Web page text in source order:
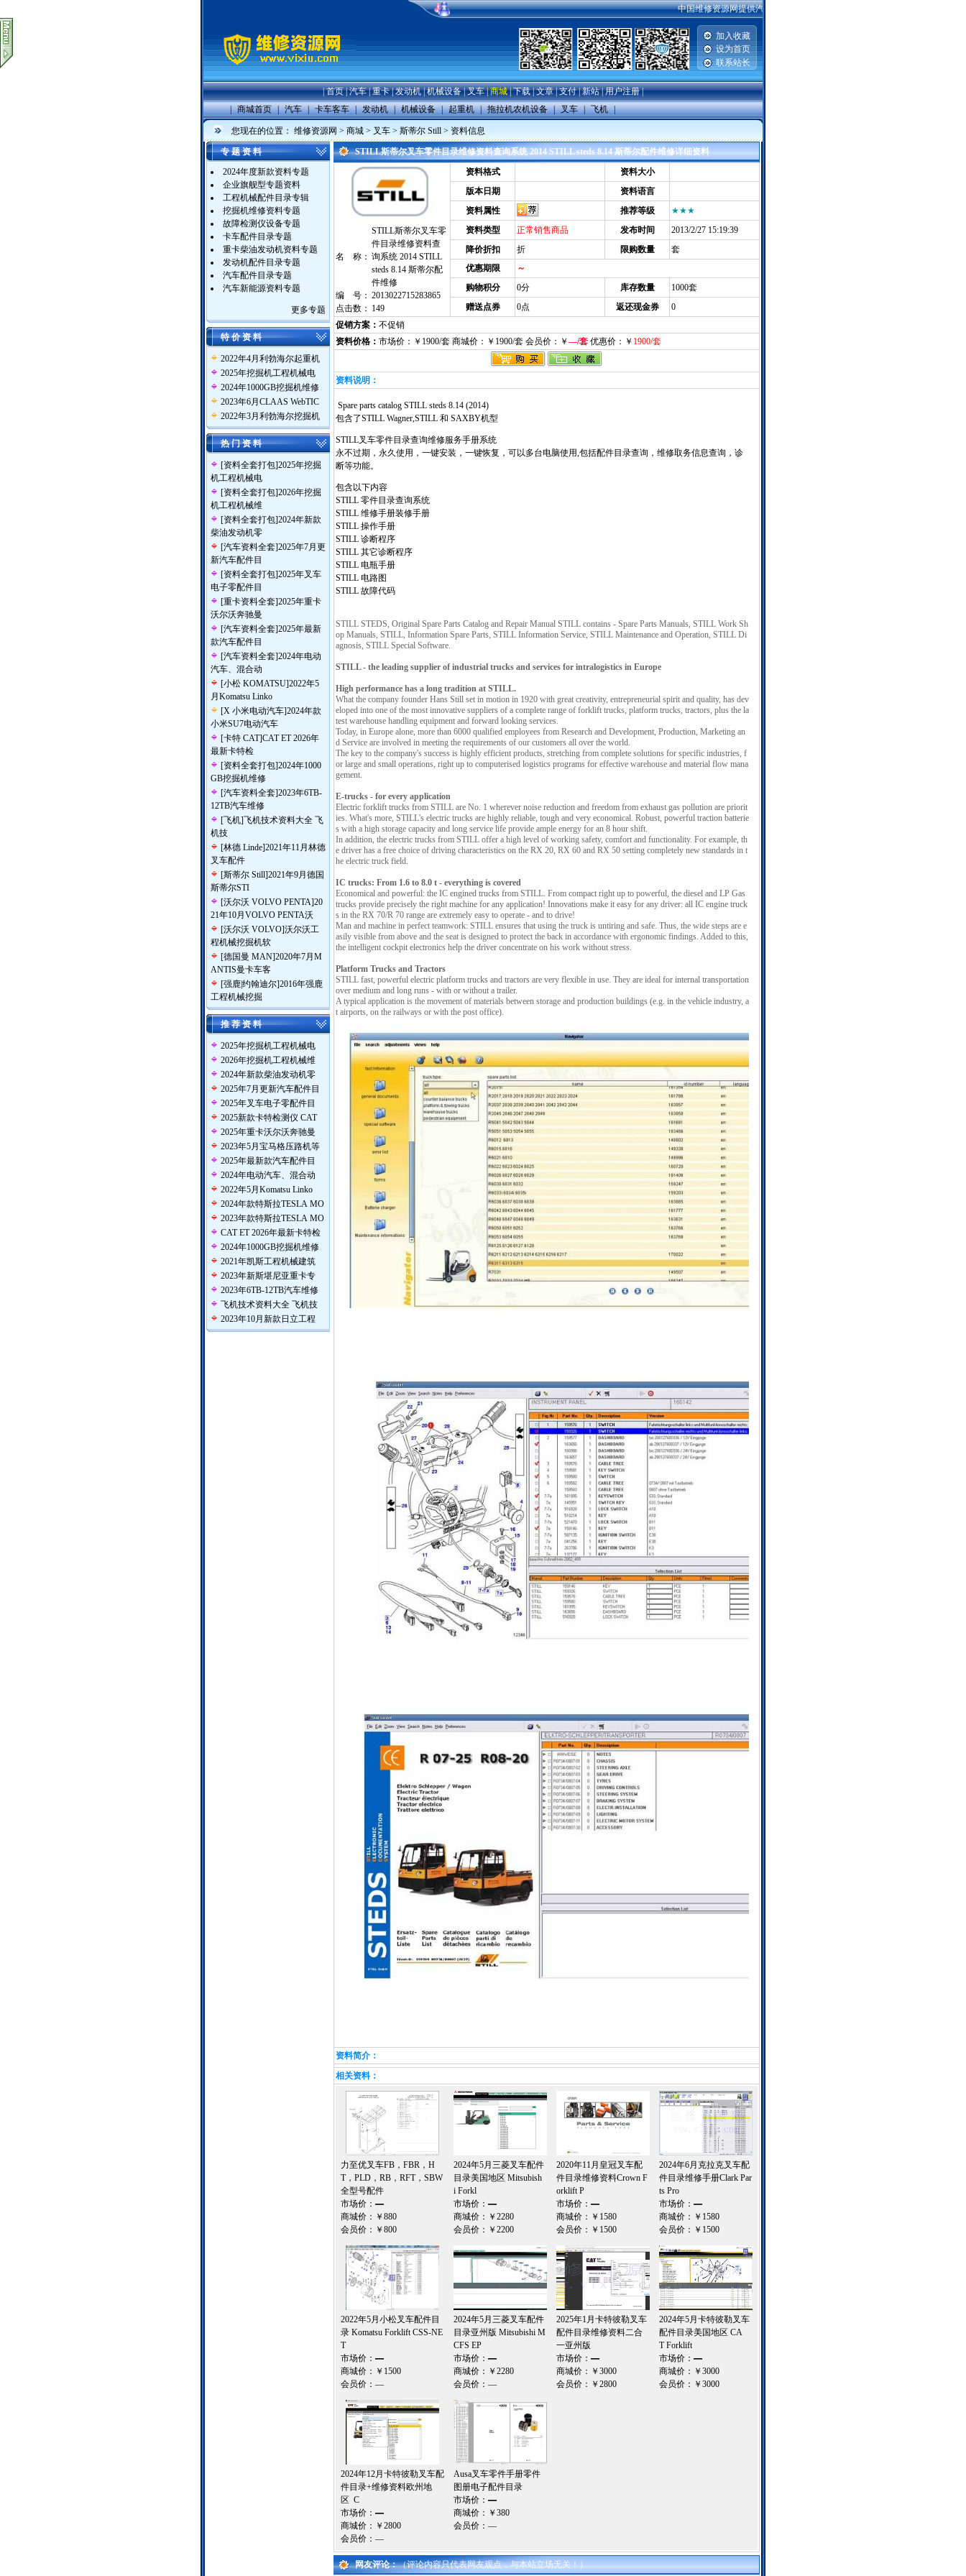
中国维修资源网提供汽车维修资料，手机维修资料，电脑主板|硬盘|显示器维
加入收藏
设为首页
联系站长
|首页|汽车|重卡|发动机|机械设备|叉车|商城|下载|文章|支付|新站|用户注册|
| 商城首页 | 汽车 | 卡车客车 | 发动机 | 机械设备 | 起重机 | 拖拉机农机设备 | 叉车 | 飞机 |
您现在的位置： 维修资源网 > 商城 > 叉车 > 斯蒂尔 Still > 资料信息
专 题 资 料
2024年度新款资料专题
企业旗舰型专题资料
工程机械配件目录专辑
挖掘机维修资料专题
故障检测仪设备专题
卡车配件目录专题
重卡柴油发动机资料专题
发动机配件目录专题
汽车配件目录专题
汽车新能源资料专题
更多专题
特 价 资 料
2022年4月利勃海尔起重机
2025年挖掘机工程机械电
2024年1000GB挖掘机维修
2023年6月CLAAS WebTIC
2022年3月利勃海尔挖掘机
热 门 资 料
[资料全套打包]2025年挖掘
机工程机械电
[资料全套打包]2026年挖掘
机工程机械维
[资料全套打包]2024年新款
柴油发动机零
[汽车资料全套]2025年7月更
新汽车配件目
[资料全套打包]2025年叉车
电子零配件目
[重卡资料全套]2025年重卡
沃尔沃奔驰曼
[汽车资料全套]2025年最新
款汽车配件目
[汽车资料全套]2024年电动
汽车、混合动
[小松 KOMATSU]2022年5
月Komatsu Linko
[X 小米电动汽车]2024年款
小米SU7电动汽车
[卡特 CAT]CAT ET 2026年
最新卡特检
[资料全套打包]2024年1000
GB挖掘机维修
[汽车资料全套]2023年6TB-
12TB汽车维修
[飞机]飞机技术资料大全 飞
机技
[林德 Linde]2021年11月林德
叉车配件
[斯蒂尔 Still]2021年9月德国
斯蒂尔STI
[沃尔沃 VOLVO PENTA]20
21年10月VOLVO PENTA沃
[沃尔沃 VOLVO]沃尔沃工
程机械挖掘机软
[德国曼 MAN]2020年7月M
ANTIS曼卡车客
[强鹿|约翰迪尔]2016年强鹿
工程机械挖掘
推 荐 资 料
2025年挖掘机工程机械电
2026年挖掘机工程机械维
2024年新款柴油发动机零
2025年7月更新汽车配件目
2025年叉车电子零配件目
2025新款卡特检测仪 CAT
2025年重卡沃尔沃奔驰曼
2023年5月宝马格压路机等
2025年最新款汽车配件目
2024年电动汽车、混合动
2022年5月Komatsu Linko
2024年款特斯拉TESLA MO
2023年款特斯拉TESLA MO
CAT ET 2026年最新卡特检
2024年1000GB挖掘机维修
2021年凯斯工程机械建筑
2023年新斯堪尼亚重卡专
2023年6TB-12TB汽车维修
飞机技术资料大全 飞机技
2023年10月新款日立工程
STILL斯蒂尔叉车零件目录维修资料查询系统 2014 STILL steds 8.14 斯蒂尔配件维修详细资料
名 称：
STILL斯蒂尔叉车零
件目录维修资料查
询系统 2014 STILL
steds 8.14 斯蒂尔配
件维修
编 号： 2013022715283865
点击数： 149
资料格式
资料大小
版本日期
资料语言
资料属性
推荐等级
★★★
资料类型
正常销售商品 发布时间
2013/2/27 15:19:39
降价折扣
折 限购数量
套
优惠期限
～
购物积分
0分 库存数量
1000套
赠送点券
0点 返还现金券
0
促销方案： 不促销
资料价格： 市场价：￥1900/套 商城价：￥1900/套 会员价：￥ —/套 优惠价：￥ 1900/套
资料说明：
Spare parts catalog STILL steds 8.14 (2014)
包含了STILL Wagner,STILL 和 SAXBY机型
STILL叉车零件目录查询维修服务手册系统
永不过期，永久使用，一键安装，一键恢复，可以多台电脑使用,包括配件目录查询，维修取务信息查询，诊
断等功能。
包含以下内容
STILL 零件目录查询系统
STILL 维修手册装修手册
STILL 操作手册
STILL 诊断程序
STILL 其它诊断程序
STILL 电瓶手册
STILL 电路图
STILL 故障代码
STILL STEDS, Original Spare Parts Catalog and Repair Manual STILL contains - Spare Parts Manuals, STILL Work Sh
op Manuals, STILL, Information Spare Parts, STILL Information Service, STILL Maintenance and Operation, STILL Di
agnosis, STILL Special Software.
STILL - the leading supplier of industrial trucks and services for intralogistics in Europe
High performance has a long tradition at STILL.
What the company founder Hans Still set in motion in 1920 with great creativity, entrepreneurial spirit and quality, has dev
eloped into one of the most innovative suppliers of a complete range of forklift trucks, platform trucks, tractors, plus the la
test warehouse handling equipment and forward looking services.
Today, in Europe alone, more than 6000 qualified employees from Research and Development, Production, Marketing an
d Service are involved in meeting the requirements of our customers all over the world.
The key to the company's success is highly efficient products, stretching from complete solutions for specific industries, f
or large and small operations, right up to computerised logistics programs for effective warehouse and material flow mana
gement.
E-trucks - for every application
Electric forklift trucks from STILL are No. 1 wherever noise reduction and freedom from exhaust gas pollution are priorit
ies. What's more, STILL's electric trucks are highly reliable, tough and very economical. Robust, powerful traction batterie
s with a high storage capacity and long service life provide ample energy for an 8 hour shift.
In addition, the electric trucks from STILL offer a high level of working safety, comfort and functionality. For example, th
e driver has a free choice of driving characteristics on the RX 20, RX 60 and RX 50 setting completely new standards in t
he electric truck field.
IC trucks: From 1.6 to 8.0 t - everything is covered
Economical and powerful: the IC engined trucks from STILL. From compact right up to powerful, the diesel and LP Gas
trucks provide precisely the right machine for any application! Innovations make it easy for any driver: all IC engine truck
s in the RX 70/R 70 range are extremely easy to operate - and to drive!
Man and machine in perfect teamwork: STILL ensures that using the truck is untiring and safe. Thus, the wide steps are e
asily visible from above and the seat is designed to protect the back in accordance with ergonomic findings. Added to this,
the intelligent cockpit electronics help the driver concentrate on his work without stress.
Platform Trucks and Tractors
STILL fast, powerful electric platform trucks and tractors are very flexible in use. They are ideal for internal transportation
over medium and long runs - with or without a trailer.
A typical application is the movement of materials between storage and production buildings (e.g. in the vehicle industry, a
t airports, on the railways or with the post office).
资料简介：
相关资料：
力至优叉车FB，FBR，H
T，PLD，RB，RFT，SBW
全型号配件
市场价： —
商城价： ￥880
会员价： ￥800
2024年5月三菱叉车配件
目录美国地区 Mitsubish
i Forkl
市场价： —
商城价： ￥2280
会员价： ￥2200
2020年11月皇冠叉车配
件目录维修资料Crown F
orklift P
市场价： —
商城价： ￥1580
会员价： ￥1500
2024年6月克拉克叉车配
件目录维修手册Clark Par
ts Pro
市场价： —
商城价： ￥1580
会员价： ￥1500
2022年5月小松叉车配件目
录 Komatsu Forklift CSS-NE
T
市场价： —
商城价： ￥1500
会员价： —
2024年5月三菱叉车配件
目录亚州版 Mitsubishi M
CFS EP
市场价： —
商城价： ￥2280
会员价： —
2025年1月卡特彼勒叉车
配件目录维修资料二合
一亚州版
市场价： —
商城价： ￥3000
会员价： ￥2800
2024年5月卡特彼勒叉车
配件目录美国地区 CA
T Forklift
市场价： —
商城价： ￥3000
会员价： ￥3000
2024年12月卡特彼勒叉车配
件目录+维修资料欧州地
区 C
市场价： —
商城价： ￥2800
会员价： —
Ausa叉车零件手册零件
图册电子配件目录
市场价： —
商城价： ￥380
会员价： —
网友评论：（评论内容只代表网友观点，与本站立场无关！）